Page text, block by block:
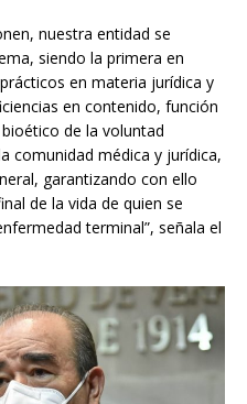
nuestra entidad se
siendo la primera en
en materia jurídica y
en contenido, función
de la voluntad
comunidad médica y jurídica,
garantizando con ello
de la vida de quien se
terminal”, señala el